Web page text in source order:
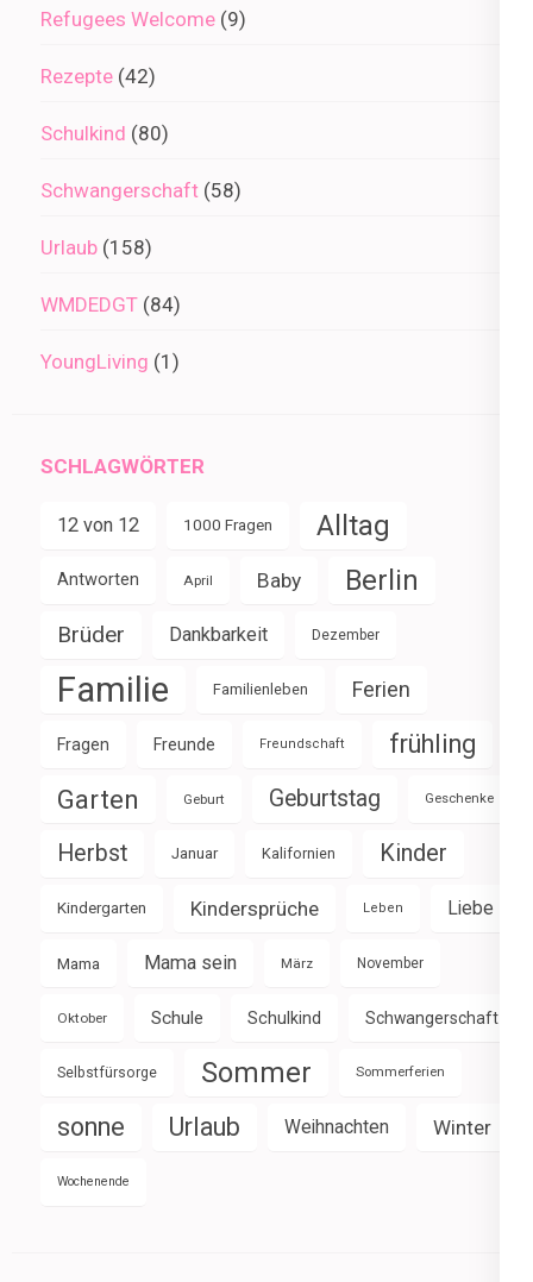
Refugees Welcome (9)
Rezepte (42)
Schulkind (80)
Schwangerschaft (58)
Urlaub (158)
WMDEDGT (84)
YoungLiving (1)
SCHLAGWÖRTER
12 von 12 1000 Fragen Alltag
Antworten April Baby Berlin
Brüder Dankbarkeit Dezember
Familie Familienleben Ferien
Fragen Freunde Freundschaft frühling
Garten Geburt Geburtstag Geschenke
Herbst Januar Kalifornien Kinder
Kindergarten Kindersprüche Leben Liebe
Mama Mama sein März November
Oktober Schule Schulkind Schwangerschaft
Selbstfürsorge Sommer Sommerferien
sonne Urlaub Weihnachten Winter
Wochenende